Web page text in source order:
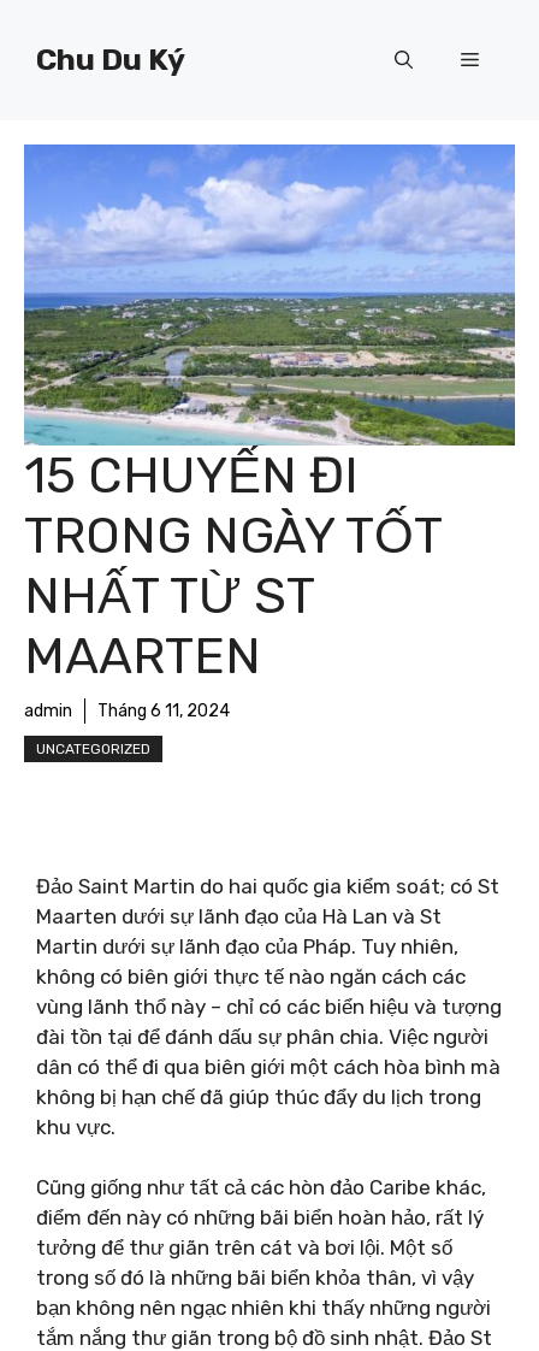
Chu Du Ký Menu
15 CHUYẾN ĐI
TRONG NGÀY TỐT
NHẤT TỪ ​​ST
MAARTEN
admin Tháng 6 11, 2024
UNCATEGORIZED
Đảo Saint Martin do hai quốc gia kiểm soát; có St
Maarten dưới sự lãnh đạo của Hà Lan và St
Martin dưới sự lãnh đạo của Pháp. Tuy nhiên,
không có biên giới thực tế nào ngăn cách các
vùng lãnh thổ này – chỉ có các biển hiệu và tượng
đài tồn tại để đánh dấu sự phân chia. Việc người
dân có thể đi qua biên giới một cách hòa bình mà
không bị hạn chế đã giúp thúc đẩy du lịch trong
khu vực.
Cũng giống như tất cả các hòn đảo Caribe khác,
điểm đến này có những bãi biển hoàn hảo, rất lý
tưởng để thư giãn trên cát và bơi lội. Một số
trong số đó là những bãi biển khỏa thân, vì vậy
bạn không nên ngạc nhiên khi thấy những người
tắm nắng thư giãn trong bộ đồ sinh nhật. Đảo St